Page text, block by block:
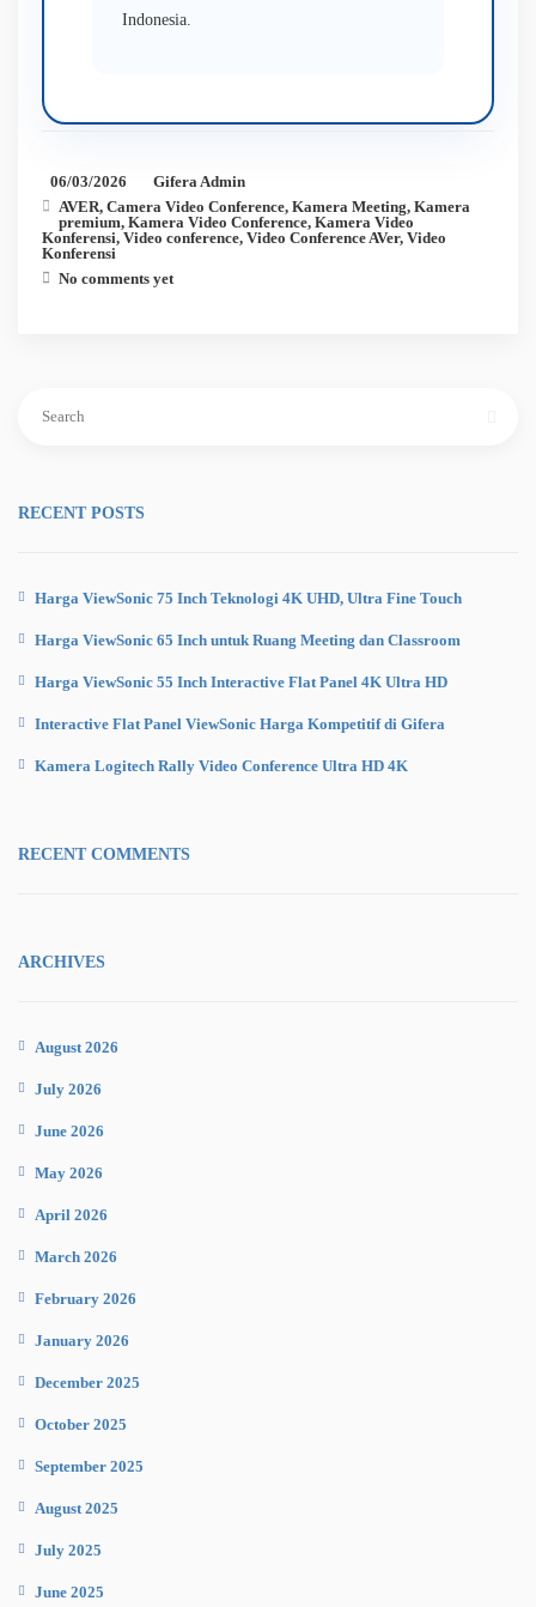
Indonesia.
06/03/2026
Gifera Admin
AVER, Camera Video Conference, Kamera Meeting, Kamera
premium, Kamera Video Conference, Kamera Video
Konferensi, Video conference, Video Conference AVer, Video
Konferensi
No comments yet
RECENT POSTS
Harga ViewSonic 75 Inch Teknologi 4K UHD, Ultra Fine Touch
Harga ViewSonic 65 Inch untuk Ruang Meeting dan Classroom
Harga ViewSonic 55 Inch Interactive Flat Panel 4K Ultra HD
Interactive Flat Panel ViewSonic Harga Kompetitif di Gifera
Kamera Logitech Rally Video Conference Ultra HD 4K
RECENT COMMENTS
ARCHIVES
August 2026
July 2026
June 2026
May 2026
April 2026
March 2026
February 2026
January 2026
December 2025
October 2025
September 2025
August 2025
July 2025
June 2025